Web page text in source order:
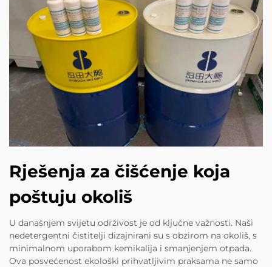
Rješenja za čišćenje koja
poštuju okoliš
U današnjem svijetu održivost je od ključne važnosti. Naši
nedetergentni čistitelji dizajnirani su s obzirom na okoliš, s
minimalnom uporabom kemikalija i smanjenjem otpada.
Ova posvećenost ekološki prihvatljivim praksama ne samo